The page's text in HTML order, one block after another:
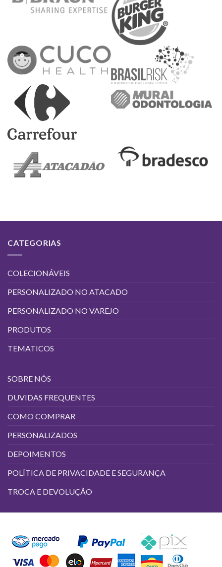
CATEGORIAS
COLECIONÁVEIS
PERSONALIZADO NO ATACADO
PERSONALIZADO NO VAREJO
PRODUTOS
TEMATICOS
SOBRE NÓS
DUVIDAS FREQUENTES
COMO COMPRAR
PERSONALIZADOS
DEPOIMENTOS
POLÍTICA DE PRIVACIDADE E SEGURANÇA
TROCA E DEVOLUÇÃO